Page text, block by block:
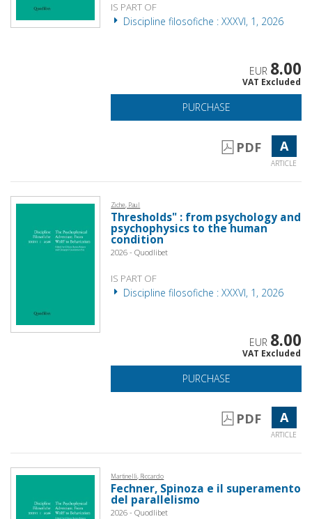
IS PART OF
Discipline filosofiche : XXXVI, 1, 2026
EUR 8.00
VAT Excluded
PURCHASE
PDF A
ARTICLE
Ziche, Paul
Thresholds" : from psychology and
psychophysics to the human
condition
2026 - Quodlibet
IS PART OF
Discipline filosofiche : XXXVI, 1, 2026
EUR 8.00
VAT Excluded
PURCHASE
PDF A
ARTICLE
Martinelli, Riccardo
Fechner, Spinoza e il superamento
del parallelismo
2026 - Quodlibet